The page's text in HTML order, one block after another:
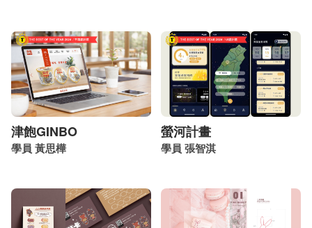
津飽GINBO
學員 黃思樺
螢河計畫
學員 張智淇